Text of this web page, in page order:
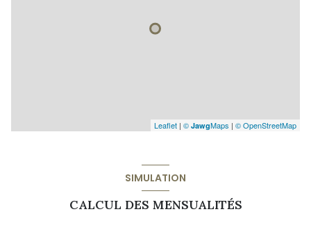
Leaflet | © JawgMaps | © OpenStreetMap
SIMULATION
CALCUL DES MENSUALITÉS